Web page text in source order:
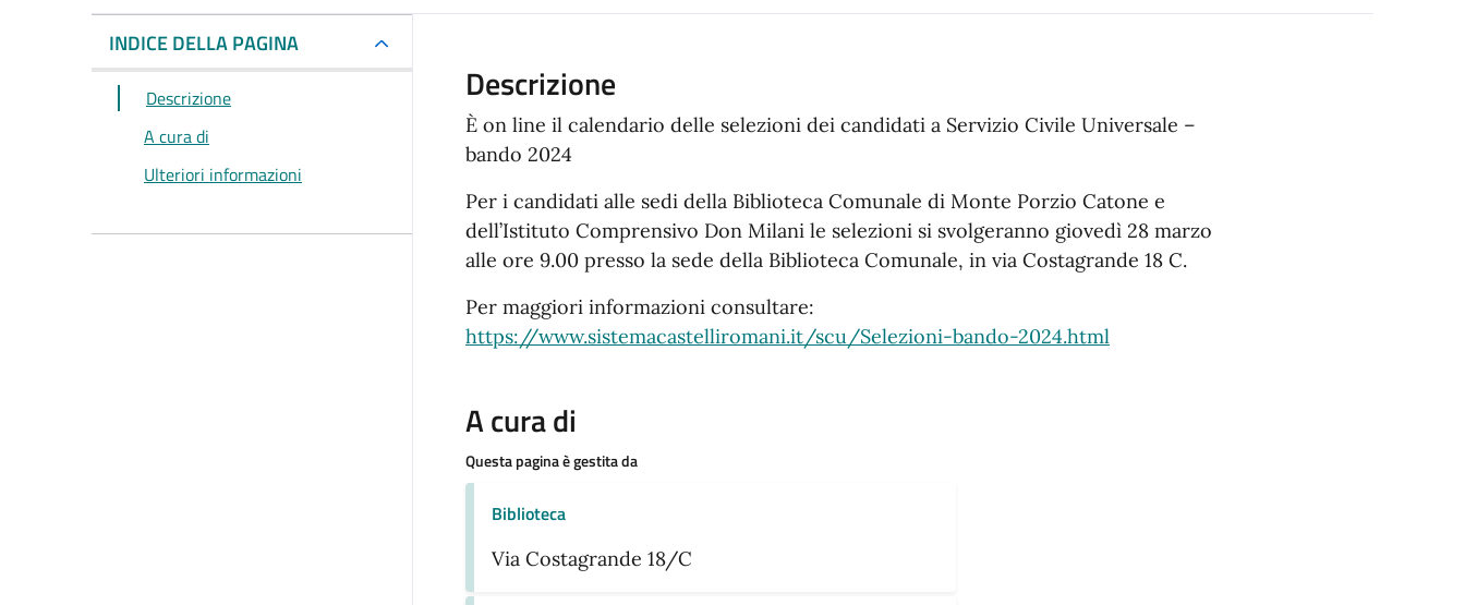
INDICE DELLA PAGINA
Descrizione
A cura di
Ulteriori informazioni
Descrizione
È on line il calendario delle selezioni dei candidati a Servizio Civile Universale –
bando 2024
Per i candidati alle sedi della Biblioteca Comunale di Monte Porzio Catone e
dell’Istituto Comprensivo Don Milani le selezioni si svolgeranno giovedì 28 marzo
alle ore 9.00 presso la sede della Biblioteca Comunale, in via Costagrande 18 C.
Per maggiori informazioni consultare:
https://www.sistemacastelliromani.it/scu/Selezioni-bando-2024.html
A cura di
Questa pagina è gestita da
Biblioteca
Via Costagrande 18/C